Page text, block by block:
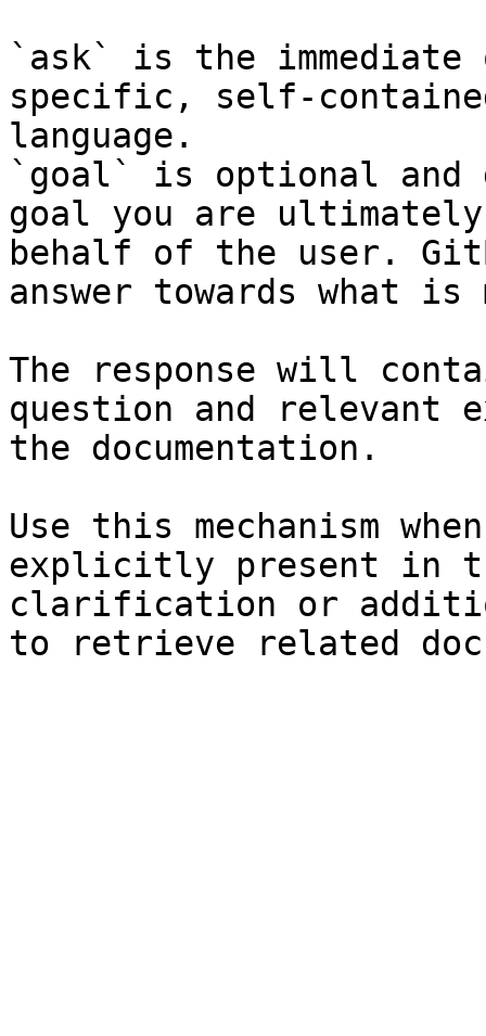
`ask` is the
specific, self-
language.
`goal` is optional and
goal you are
behalf of the user.
answer towards what
The response will
question and relevant
the documentation.
Use this mechanism
explicitly present in
clarification or